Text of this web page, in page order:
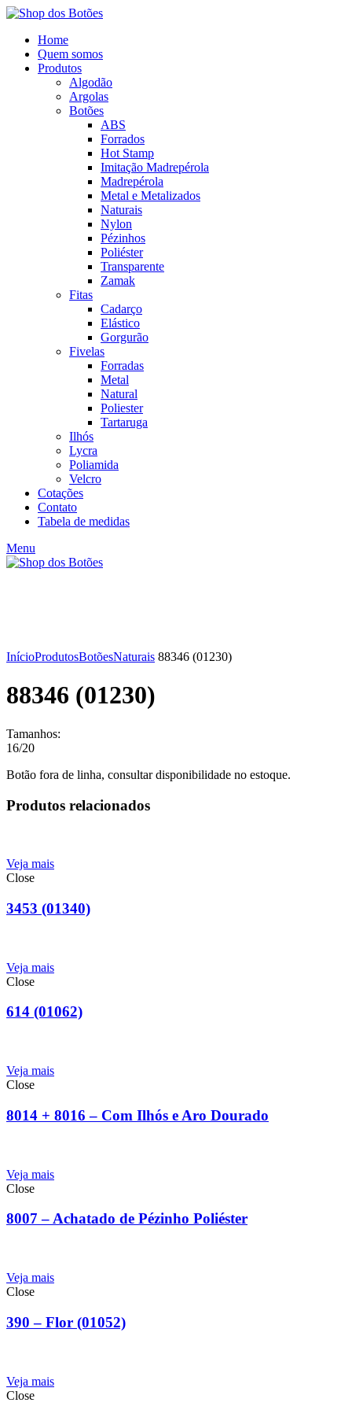
Home
Quem somos
Produtos
Algodão
Argolas
Botões
ABS
Forrados
Hot Stamp
Imitação Madrepérola
Madrepérola
Metal e Metalizados
Naturais
Nylon
Pézinhos
Poliéster
Transparente
Zamak
Fitas
Cadarço
Elástico
Gorgurão
Fivelas
Forradas
Metal
Natural
Poliester
Tartaruga
Ilhós
Lycra
Poliamida
Velcro
Cotações
Contato
Tabela de medidas
Menu
InícioProdutosBotõesNaturais 88346 (01230)
88346 (01230)
Tamanhos:
16/20
Botão fora de linha, consultar disponibilidade no estoque.
Produtos relacionados
Veja mais
Close
3453 (01340)
Veja mais
Close
614 (01062)
Veja mais
Close
8014 + 8016 – Com Ilhós e Aro Dourado
Veja mais
Close
8007 – Achatado de Pézinho Poliéster
Veja mais
Close
390 – Flor (01052)
Veja mais
Close